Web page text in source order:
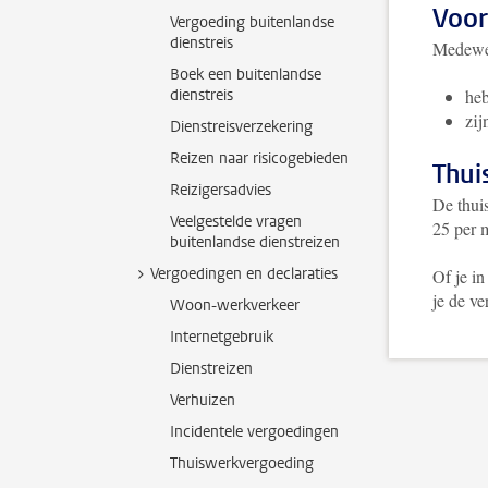
Vergoeding buitenlandse
dienstreis
Boek een buitenlandse
dienstreis
Dienstreisverzekering
Reizen naar risicogebieden
Reizigersadvies
Veelgestelde vragen
buitenlandse dienstreizen
Vergoedingen en declaraties
Woon-werkverkeer
Internetgebruik
Dienstreizen
Verhuizen
Incidentele vergoedingen
Thuiswerkvergoeding
De
25 per
Of je in
je de